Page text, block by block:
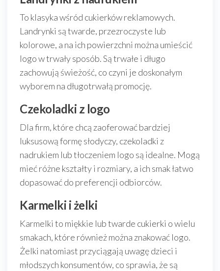
To klasyka wśród cukierków reklamowych.
Landrynki są twarde, przezroczyste lub
kolorowe, a na ich powierzchni można umieścić
logo w trwały sposób. Są trwałe i długo
zachowują świeżość, co czyni je doskonałym
wyborem na długotrwałą promocję.
Czekoladki z logo
Dla firm, które chcą zaoferować bardziej
luksusową formę słodyczy, czekoladki z
nadrukiem lub tłoczeniem logo są idealne. Mogą
mieć różne kształty i rozmiary, a ich smak łatwo
dopasować do preferencji odbiorców.
Karmelki i żelki
Karmelki to miękkie lub twarde cukierki o wielu
smakach, które również można znakować logo.
Żelki natomiast przyciągają uwagę dzieci i
młodszych konsumentów, co sprawia, że są